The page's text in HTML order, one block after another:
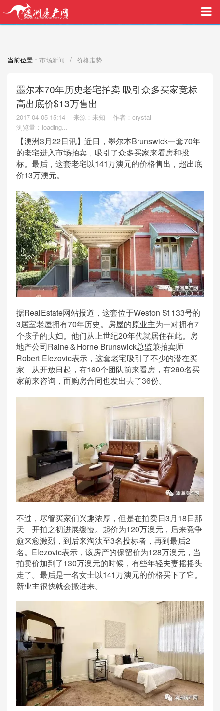
买家中介VIP服务，助您安心购房
当前位置： 市场新闻 / 价格走势
墨尔本70年历史老宅拍卖 吸引众多买家竞标
高出底价$13万售出
2017-04-05 15:14 来源：未知
作者：crystal
浏览量： loading...
【澳洲3月22日讯】近日，墨尔本Brunswick一套70年
的老宅进入市场拍卖，吸引了众多买家来看房和投
标。最后，这套老宅以141万澳元的价格售出，超出底
价13万澳元。
据RealEstate网站报道，这套位于Weston St 133号的
3居室老屋拥有70年历史。房屋的原业主为一对拥有7
个孩子的夫妇。他们从上世纪20年代就居住在此。房
地产公司Raine＆Horne Brunswick总监兼拍卖师
Robert Elezovic表示，这套老宅吸引了不少的潜在买
家，从开放日起，有160个团队前来看房，有280名买
家前来咨询，而购房合同也发出去了36份。
不过，尽管买家们兴趣浓厚，但是在拍卖日3月18日那
天，开拍之初进展缓慢。起价为120万澳元，后来竞争
愈来愈激烈，到后来淘汰至3名投标者，再到最后2
名。Elezovic表示，该房产的保留价为128万澳元，当
拍卖价加到了130万澳元的时候，有些年轻夫妻摇摇头
走了。最后是一名女士以141万澳元的价格买下了它。
新业主很快就会搬进来。